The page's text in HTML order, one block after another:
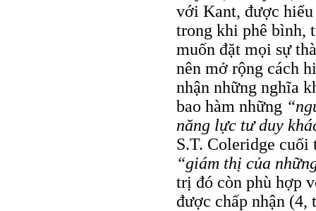
với Kant, được
trong khi phê bình,
muốn đặt mọi sự
nên mở rộng cách
nhận những nghĩa
bao hàm những
năng lực tư duy
S.T. Coleridge
“giám thị của
trị đó còn phù hợp
được chấp nhận (4,